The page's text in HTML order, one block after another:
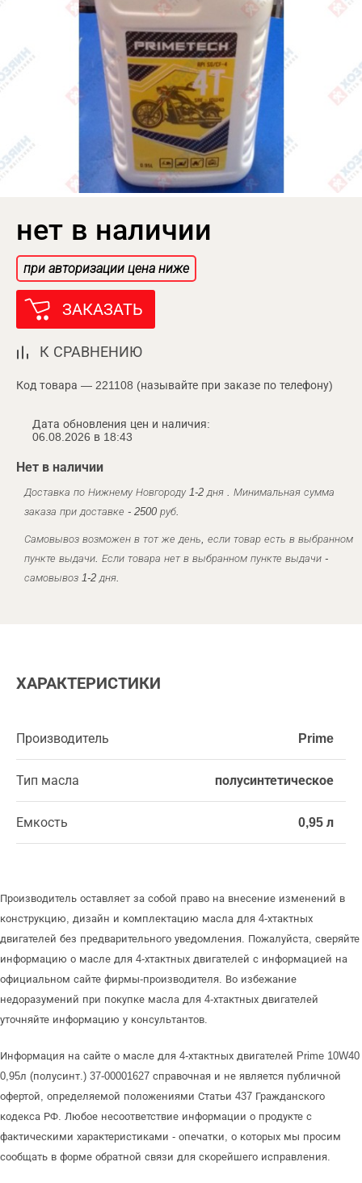
нет в наличии
при авторизации цена ниже
ЗАКАЗАТЬ
К СРАВНЕНИЮ
Код товара — 221108 (называйте при заказе по телефону)
Дата обновления цен и наличия:
06.08.2026 в 18:43
Нет в наличии
Доставка по Нижнему Новгороду 1-2 дня . Минимальная сумма
заказа при доставке - 2500 руб.
Самовывоз возможен в тот же день, если товар есть в выбранном
пункте выдачи. Если товара нет в выбранном пункте выдачи -
самовывоз 1-2 дня.
ХАРАКТЕРИСТИКИ
Производитель Prime
Тип масла полусинтетическое
Емкость 0,95 л
Производитель оставляет за собой право на внесение изменений в
конструкцию, дизайн и комплектацию масла для 4-хтактных
двигателей без предварительного уведомления. Пожалуйста, сверяйте
информацию о масле для 4-хтактных двигателей с информацией на
официальном сайте фирмы-производителя. Во избежание
недоразумений при покупке масла для 4-хтактных двигателей
уточняйте информацию у консультантов.
Информация на сайте о масле для 4-хтактных двигателей Prime 10W40
0,95л (полусинт.) 37-00001627 справочная и не является публичной
офертой, определяемой положениями Статьи 437 Гражданского
кодекса РФ. Любое несоответствие информации о продукте с
фактическими характеристиками - опечатки, о которых мы просим
сообщать в форме обратной связи для скорейшего исправления.